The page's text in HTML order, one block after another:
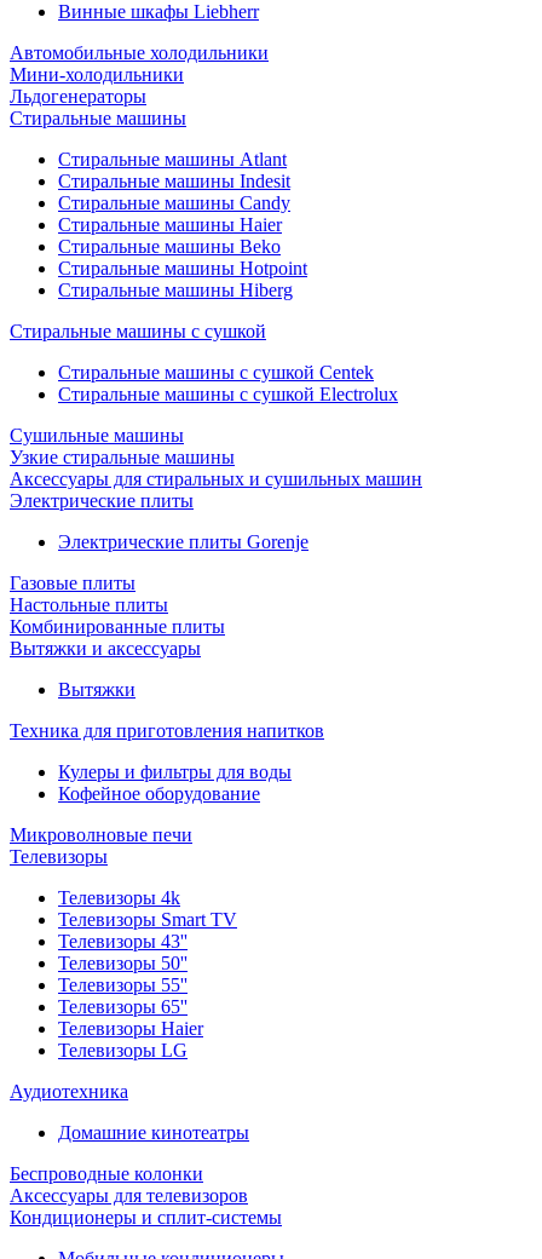
Винные шкафы Liebherr
Автомобильные холодильники
Мини-холодильники
Льдогенераторы
Стиральные машины
Стиральные машины Atlant
Стиральные машины Indesit
Стиральные машины Candy
Стиральные машины Haier
Стиральные машины Beko
Стиральные машины Hotpoint
Стиральные машины Hiberg
Стиральные машины с сушкой
Стиральные машины с сушкой Centek
Стиральные машины с сушкой Electrolux
Сушильные машины
Узкие стиральные машины
Аксессуары для стиральных и сушильных машин
Электрические плиты
Электрические плиты Gorenje
Газовые плиты
Настольные плиты
Комбинированные плиты
Вытяжки и аксессуары
Вытяжки
Техника для приготовления напитков
Кулеры и фильтры для воды
Кофейное оборудование
Микроволновые печи
Телевизоры
Телевизоры 4k
Телевизоры Smart TV
Телевизоры 43''
Телевизоры 50''
Телевизоры 55''
Телевизоры 65''
Телевизоры Haier
Телевизоры LG
Аудиотехника
Домашние кинотеатры
Беспроводные колонки
Аксессуары для телевизоров
Кондиционеры и сплит-системы